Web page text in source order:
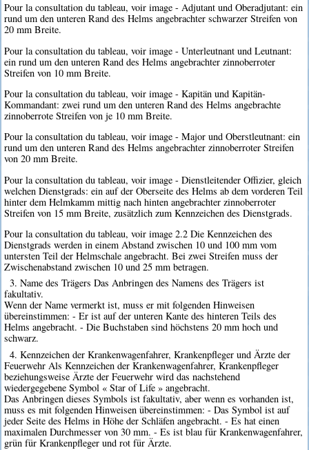
Pour la consultation du tableau, voir image - Adjutant und Oberadjutant: ein
rund um den unteren Rand des Helms angebrachter schwarzer Streifen von
20 mm Breite.
Pour la consultation du tableau, voir image - Unterleutnant und Leutnant:
ein rund um den unteren Rand des Helms angebrachter zinnoberroter
Streifen von 10 mm Breite.
Pour la consultation du tableau, voir image - Kapitän und Kapitän-
Kommandant: zwei rund um den unteren Rand des Helms angebrachte
zinnoberrote Streifen von je 10 mm Breite.
Pour la consultation du tableau, voir image - Major und Oberstleutnant: ein
rund um den unteren Rand des Helms angebrachter zinnoberroter Streifen
von 20 mm Breite.
Pour la consultation du tableau, voir image - Dienstleitender Offizier, gleich
welchen Dienstgrads: ein auf der Oberseite des Helms ab dem vorderen Teil
hinter dem Helmkamm mittig nach hinten angebrachter zinnoberroter
Streifen von 15 mm Breite, zusätzlich zum Kennzeichen des Dienstgrads.
Pour la consultation du tableau, voir image 2.2 Die Kennzeichen des
Dienstgrads werden in einem Abstand zwischen 10 und 100 mm vom
untersten Teil der Helmschale angebracht. Bei zwei Streifen muss der
Zwischenabstand zwischen 10 und 25 mm betragen.
3. Name des Trägers Das Anbringen des Namens des Trägers ist
fakultativ.
Wenn der Name vermerkt ist, muss er mit folgenden Hinweisen
übereinstimmen: - Er ist auf der unteren Kante des hinteren Teils des
Helms angebracht. - Die Buchstaben sind höchstens 20 mm hoch und
schwarz.
4. Kennzeichen der Krankenwagenfahrer, Krankenpfleger und Ärzte der
Feuerwehr Als Kennzeichen der Krankenwagenfahrer, Krankenpfleger
beziehungsweise Ärzte der Feuerwehr wird das nachstehend
wiedergegebene Symbol « Star of Life » angebracht.
Das Anbringen dieses Symbols ist fakultativ, aber wenn es vorhanden ist,
muss es mit folgenden Hinweisen übereinstimmen: - Das Symbol ist auf
jeder Seite des Helms in Höhe der Schläfen angebracht. - Es hat einen
maximalen Durchmesser von 30 mm. - Es ist blau für Krankenwagenfahrer,
grün für Krankenpfleger und rot für Ärzte.